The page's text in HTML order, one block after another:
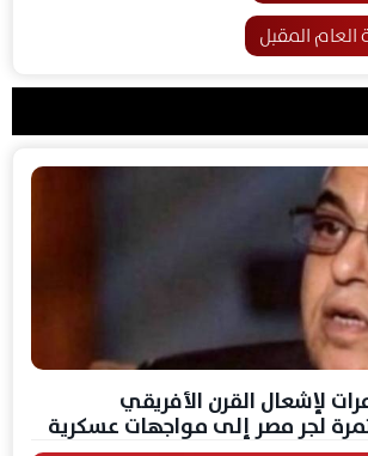
العام المقبل
لإشعال القرن الأفريقي
لجر مصر إلى مواجهات عسكرية